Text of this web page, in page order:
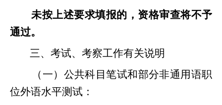
未按上述要求填报的，资格审查将不予
通过。
三、考试、考察工作有关说明
（一）公共科目笔试和部分非通用语职
位外语水平测试：